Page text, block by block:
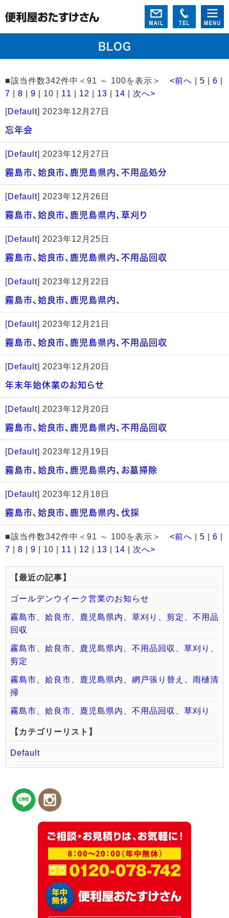
BLOG
■該当件数342件中＜91 ～ 100を表示＞ <前へ 5 6
7
8 9 | 10 | 11 12 13 14 次へ>
[Default] 2023年12月27日
忘年会
[Default] 2023年12月27日
霧島市、姶良市、鹿児島県内、不用品処分
[Default] 2023年12月26日
霧島市、姶良市、鹿児島県内、草刈り
[Default] 2023年12月25日
霧島市、姶良市、鹿児島県内、不用品回収
[Default] 2023年12月22日
霧島市、姶良市、鹿児島県内、
[Default] 2023年12月21日
霧島市、姶良市、鹿児島県内、不用品回収
[Default] 2023年12月20日
年末年始休業のお知らせ
[Default] 2023年12月20日
霧島市、姶良市、鹿児島県内、不用品回収
[Default] 2023年12月19日
霧島市、姶良市、鹿児島県内、お墓掃除
[Default] 2023年12月18日
霧島市、姶良市、鹿児島県内、伐採
■該当件数342件中＜91 ～ 100を表示＞ <前へ 5 6
7
8 9 | 10 | 11 12 13 14 次へ>
【最近の記事】
ゴールデンウイーク営業のお知らせ
霧島市、姶良市、鹿児島県内、草刈り、剪定、不用品
回収
霧島市、姶良市、鹿児島県内、不用品回収、草刈り、
剪定
霧島市、姶良市、鹿児島県内、網戸張り替え、雨樋清
掃
霧島市、姶良市、鹿児島県内、不用品回収、草刈り
【カテゴリーリスト】
Default